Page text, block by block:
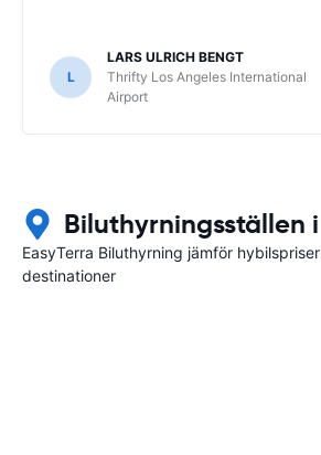
L
LARS ULRICH BENGT
Thrifty Los Angeles International
Airport
Biluthyrningsställen
EasyTerra Biluthyrning jämför
destinationer